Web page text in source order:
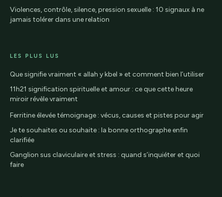
Violences, contrôle, silence, pression sexuelle : 10 signaux à ne
jamais tolérer dans une relation
LES PLUS LUS
Que signifie vraiment « allah y kbel » et comment bien l’utiliser
11h21 signification spirituelle et amour : ce que cette heure
miroir révèle vraiment
Ferritine élevée témoignage : vécus, causes et pistes pour agir
Je te souhaites ou souhaite : la bonne orthographe enfin
clarifiée
Ganglion sus claviculaire et stress : quand s’inquiéter et quoi
faire